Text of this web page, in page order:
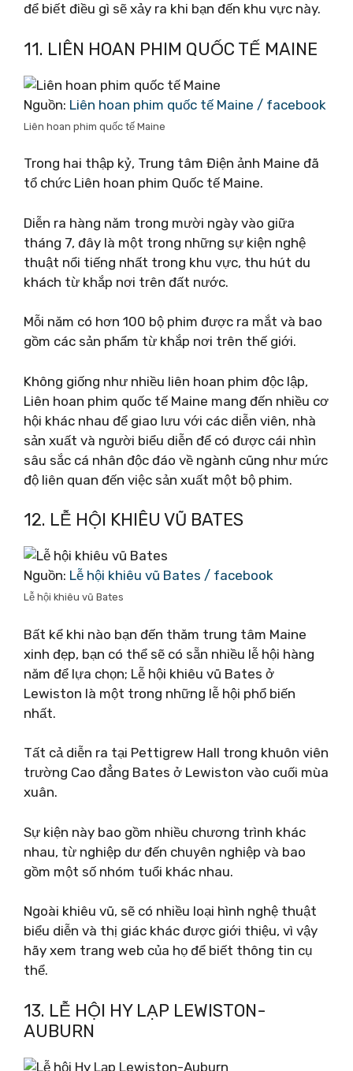
để biết điều gì sẽ xảy ra khi bạn đến khu vực này.
11. LIÊN HOAN PHIM QUỐC TẾ MAINE
Nguồn: Liên hoan phim quốc tế Maine / facebook
Liên hoan phim quốc tế Maine
Trong hai thập kỷ, Trung tâm Điện ảnh Maine đã
tổ chức Liên hoan phim Quốc tế Maine.
Diễn ra hàng năm trong mười ngày vào giữa
tháng 7, đây là một trong những sự kiện nghệ
thuật nổi tiếng nhất trong khu vực, thu hút du
khách từ khắp nơi trên đất nước.
Mỗi năm có hơn 100 bộ phim được ra mắt và bao
gồm các sản phẩm từ khắp nơi trên thế giới.
Không giống như nhiều liên hoan phim độc lập,
Liên hoan phim quốc tế Maine mang đến nhiều cơ
hội khác nhau để giao lưu với các diễn viên, nhà
sản xuất và người biểu diễn để có được cái nhìn
sâu sắc cá nhân độc đáo về ngành cũng như mức
độ liên quan đến việc sản xuất một bộ phim.
12. LỄ HỘI KHIÊU VŨ BATES
Nguồn: Lễ hội khiêu vũ Bates / facebook
Lễ hội khiêu vũ Bates
Bất kể khi nào bạn đến thăm trung tâm Maine
xinh đẹp, bạn có thể sẽ có sẵn nhiều lễ hội hàng
năm để lựa chọn; Lễ hội khiêu vũ Bates ở
Lewiston là một trong những lễ hội phổ biến
nhất.
Tất cả diễn ra tại Pettigrew Hall trong khuôn viên
trường Cao đẳng Bates ở Lewiston vào cuối mùa
xuân.
Sự kiện này bao gồm nhiều chương trình khác
nhau, từ nghiệp dư đến chuyên nghiệp và bao
gồm một số nhóm tuổi khác nhau.
Ngoài khiêu vũ, sẽ có nhiều loại hình nghệ thuật
biểu diễn và thị giác khác được giới thiệu, vì vậy
hãy xem trang web của họ để biết thông tin cụ
thể.
13. LỄ HỘI HY LẠP LEWISTON-
AUBURN